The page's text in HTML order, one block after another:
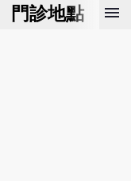
門診地點 預
menu